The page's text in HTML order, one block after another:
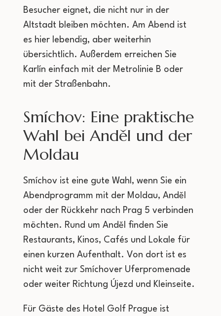
Besucher eignet, die nicht nur in der
Altstadt bleiben möchten. Am Abend ist
es hier lebendig, aber weiterhin
übersichtlich. Außerdem erreichen Sie
Karlín einfach mit der Metrolinie B oder
mit der Straßenbahn.
Smíchov: Eine praktische
Wahl bei Anděl und der
Moldau
Smíchov ist eine gute Wahl, wenn Sie ein
Abendprogramm mit der Moldau, Anděl
oder der Rückkehr nach Prag 5 verbinden
möchten. Rund um Anděl finden Sie
Restaurants, Kinos, Cafés und Lokale für
einen kurzen Aufenthalt. Von dort ist es
nicht weit zur Smíchover Uferpromenade
oder weiter Richtung Újezd und Kleinseite.
Für Gäste des Hotel Golf Prague ist